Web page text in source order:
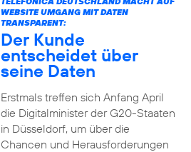
WEBSITE UMGANG MIT DATEN
TRANSPARENT:
Der Kunde
entscheidet über
seine Daten
Erstmals treffen sich Anfang April
die Digitalminister der G20-Staaten
in Düsseldorf, um über die
Chancen und Herausforderungen